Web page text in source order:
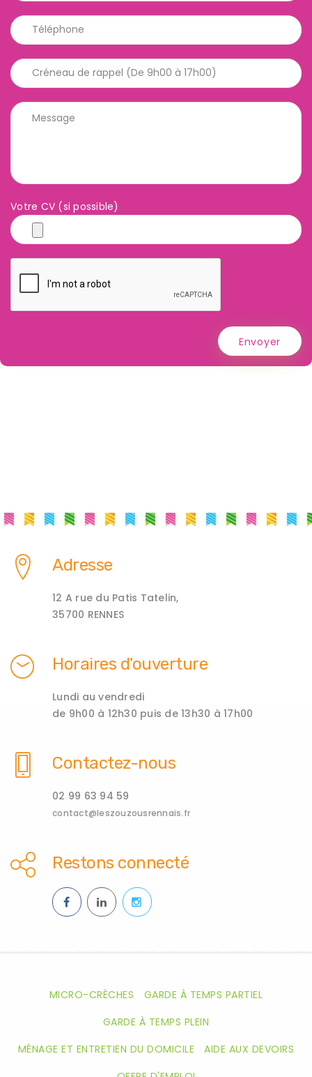
Votre CV (si possible)
Envoyer
Adresse
12 A rue du Patis Tatelin,
35700 RENNES
Horaires d'ouverture
Lundi au vendredi
de 9h00 à 12h30 puis de 13h30 à 17h00
Contactez-nous
02 99 63 94 59
contact@leszouzousrennais.fr
Restons connecté
MICRO-CRÈCHES
GARDE À TEMPS PARTIEL
GARDE À TEMPS PLEIN
MÉNAGE ET ENTRETIEN DU DOMICILE
AIDE AUX DEVOIRS